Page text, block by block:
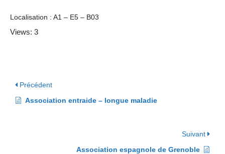
Localisation : A1 – E5 – B03
Views: 3
Précédent
Association entraide – longue maladie
Suivant
Association espagnole de Grenoble